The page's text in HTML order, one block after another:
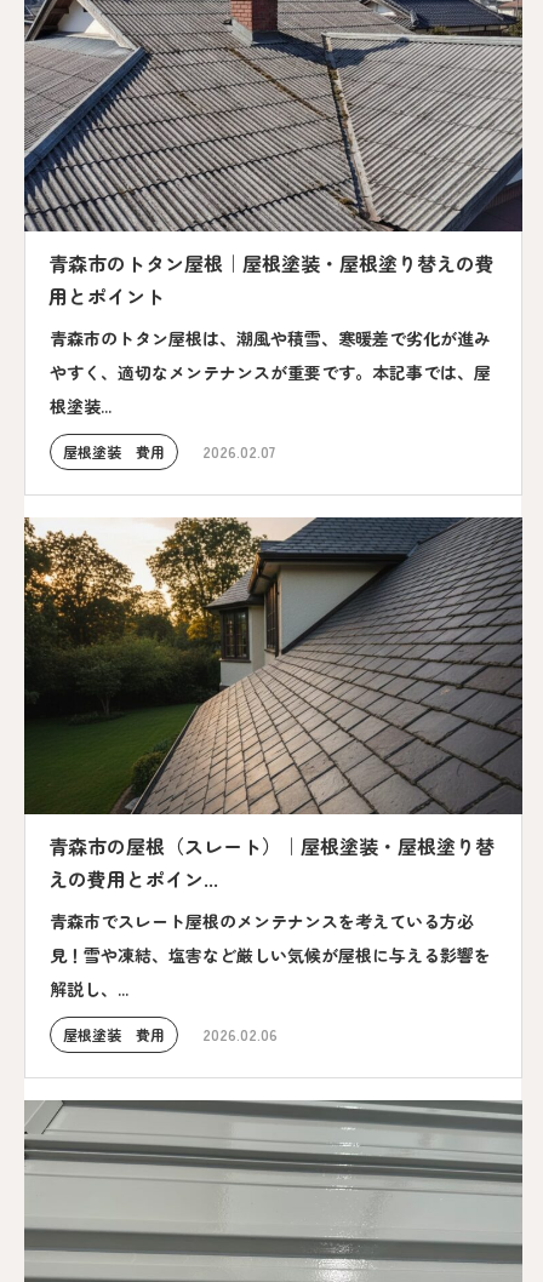
青森市のトタン屋根｜屋根塗装・屋根塗り替えの費
用とポイント
青森市のトタン屋根は、潮風や積雪、寒暖差で劣化が進み
やすく、適切なメンテナンスが重要です。本記事では、屋
根塗装...
屋根塗装 費用 2026.02.07
青森市の屋根（スレート）｜屋根塗装・屋根塗り替
えの費用とポイン...
青森市でスレート屋根のメンテナンスを考えている方必
見！雪や凍結、塩害など厳しい気候が屋根に与える影響を
解説し、...
屋根塗装 費用 2026.02.06